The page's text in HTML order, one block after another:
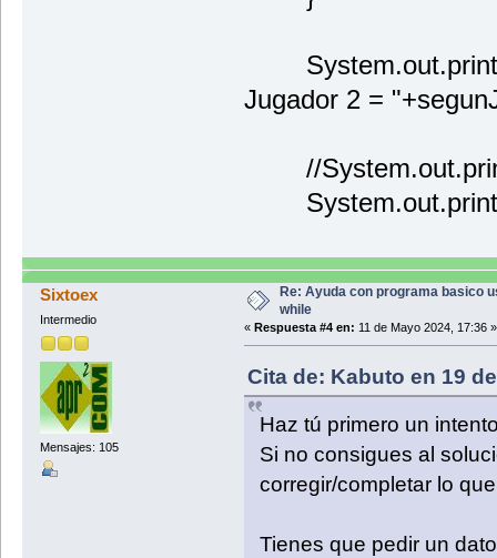
Jugador 2 =
//
Sixtoex
Intermedio
Mensajes: 105
Re: Ayuda con programa basico
while
« Respuesta #4 en: 11 de Mayo 2024, 17:36 »
Cita de: Kabuto en 19
Haz tú primero un
Si no consigues al
corregir/completar lo
Tienes que pedir un